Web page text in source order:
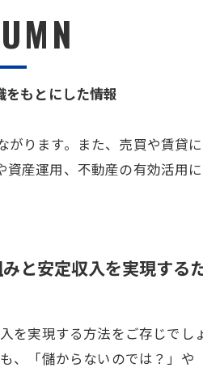
もとにした情報
ります。また、売買や賃貸
産運用、不動産の有効活用
と安定収入を実現する
を実現する方法をご存じで
、「儲からないのでは？」